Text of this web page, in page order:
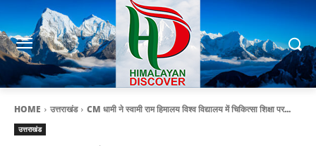
HOME उत्तराखंड CM धामी ने स्वामी राम हिमालय विश्व विद्यालय में चिकित्सा शिक्षा पर...
उत्तराखंड